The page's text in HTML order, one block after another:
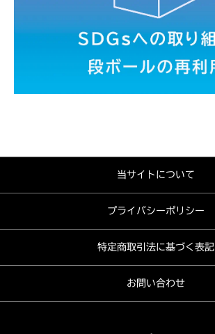
当サイトについて
プライバシーポリシー
特定商取引法に基づく表記
お問い合わせ